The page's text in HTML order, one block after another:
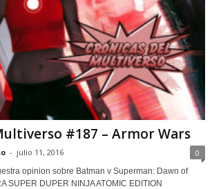
#187 – Armor Wars
- julio 11, 2016 0
opinion sobre Batman v Superman: Dawn of
SUPER DUPER NINJA ATOMIC EDITION